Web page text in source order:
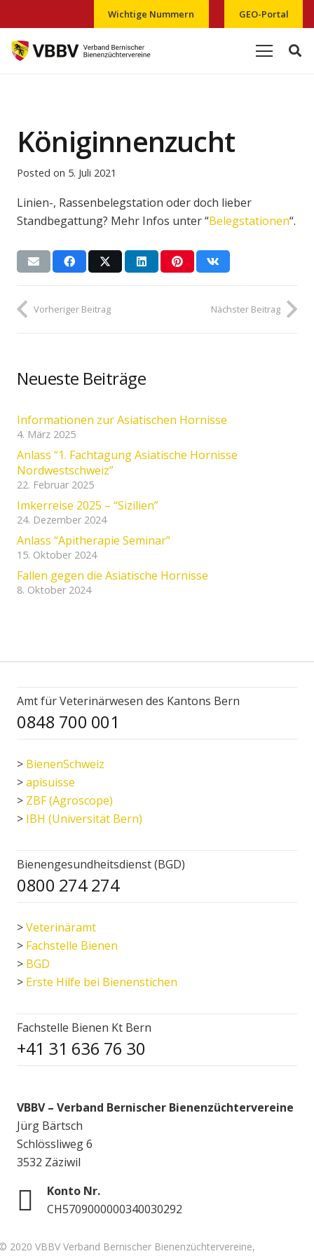
Wichtige Nummern GEO-Portal
Königinnenzucht
Posted on 5. Juli 2021
Linien-, Rassenbelegstation oder doch lieber
Standbegattung? Mehr Infos unter “Belegstationen“.
Vorheriger Beitrag Nächster Beitrag
Neueste Beiträge
Informationen zur Asiatischen Hornisse
4. März 2025
Anlass “1. Fachtagung Asiatische Hornisse
Nordwestschweiz”
22. Februar 2025
Imkerreise 2025 – “Sizilien”
24. Dezember 2024
Anlass “Apitherapie Seminar”
15. Oktober 2024
Fallen gegen die Asiatische Hornisse
8. Oktober 2024
Amt für Veterinärwesen des Kantons Bern
0848 700 001
> BienenSchweiz
>apisuisse
> ZBF (Agroscope)
> IBH (Universität Bern)
Bienengesundheitsdienst (BGD)
0800 274 274
>Veterinäramt
> Fachstelle Bienen
> BGD
> Erste Hilfe bei Bienenstichen
Fachstelle Bienen Kt Bern
+41 31 636 76 30
VBBV – Verband Bernischer Bienenzüchtervereine
Jürg Bärtsch
Schlössliweg 6
3532 Zäziwil
Konto Nr.
CH5709000000340030292
2020 VBBV Verband Bernischer Bienenzüchtervereine,